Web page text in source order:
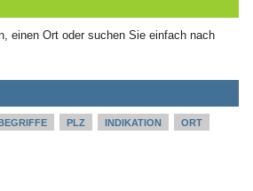
einen Ort oder suchen Sie einfach nach
PLZ INDIKATION ORT